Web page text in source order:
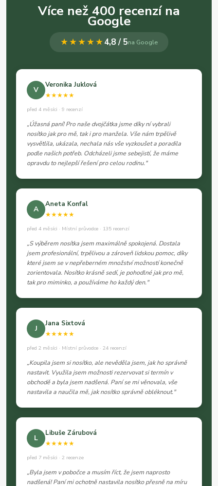
Více než 400 recenzí na
Google
★★★★★4,8 / 5na Google
V
Veronika Juklová
★★★★★
před 4 měsíci · 9 recenzí
„Úžasná paní! Pro naše dvojčátka jsme díky ní vybrali
nosítko jak pro mě, tak i pro manžela. Vše nám trpělivě
vysvětlila, ukázala, nechala nás vše vyzkoušet a poradila
podle našich potřeb. Odcházeli jsme sebejistí, že máme
opravdu to nejlepší řešení pro celou rodinu."
A
Aneta Konfal
★★★★★
před 4 měsíci · Místní průvodce · 135 recenzí
„S výběrem nosítka jsem maximálně spokojená. Dostala
jsem profesionální, trpělivou a zároveň lidskou pomoc, díky
které jsem se v nepřeberném množství možností konečně
zorientovala. Nosítko krásně sedí, je pohodlné jak pro mě,
tak pro miminko, a používáme ho každý den."
J
Jana Sixtová
★★★★★
před 2 měsíci · Místní průvodce · 24 recenzí
„Koupila jsem si nosítko, ale nevěděla jsem, jak ho správně
nastavit. Využila jsem možnosti rezervovat si termín v
obchodě a byla jsem nadšená. Paní se mi věnovala, vše
nastavila a naučila mě, jak nosítko správně obléknout."
L
Libuše Zárubová
★★★★★
před 7 měsíci · 2 recenze
„Byla jsem v pobočce a musím říct, že jsem naprosto
nadšená! Paní mi ochotně nastavila nosítko přesně na míru